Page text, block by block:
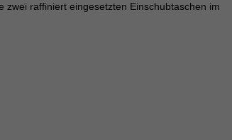
zwei raffiniert eingesetzten Einschubtaschen im